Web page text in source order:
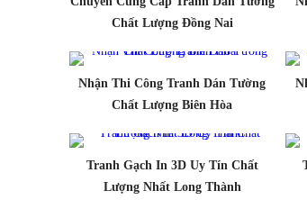
Chất Lượng Đồng Nai
Nhận Thi Công Tranh Dán Tường
Chất Lượng Biên Hòa
Tranh Gạch In 3D Uy Tín Chất
Lượng Nhất Long Thành